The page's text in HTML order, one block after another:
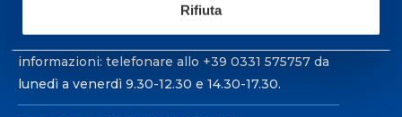
Rifiuta
Per prenotare una visita o avere ulteriori
informazioni: telefonare allo +39 0331 575757 da
lunedì a venerdì 9.30-12.30 e 14.30-17.30.